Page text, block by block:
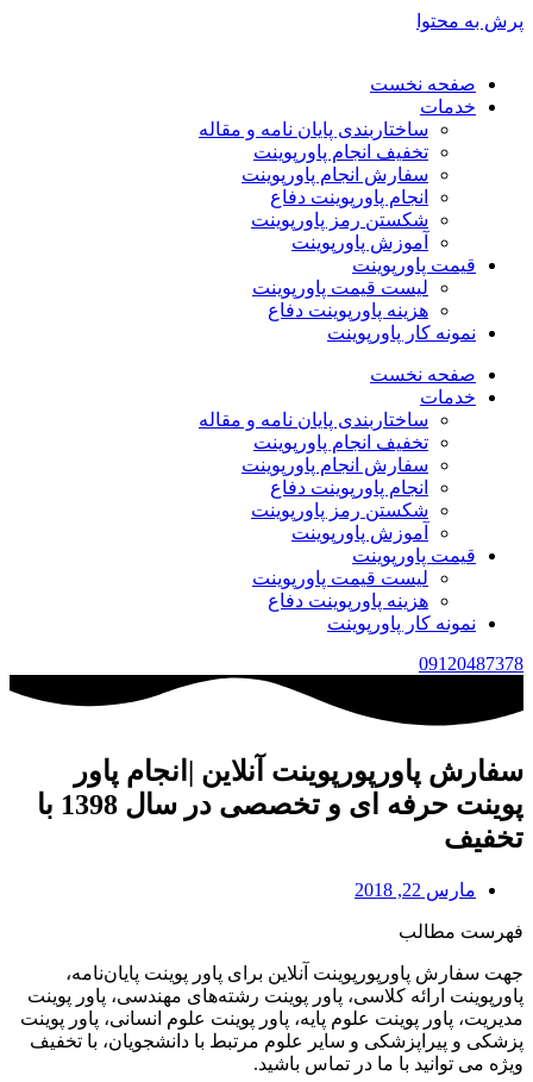
پرش به محتوا
صفحه نخست
خدمات
ساختاربندی پایان نامه و مقاله
تخفیف انجام پاورپوینت
سفارش انجام پاورپوینت
انجام پاورپوینت دفاع
شکستن رمز پاورپوینت
آموزش پاورپوینت
قیمت پاورپوینت
لیست قیمت پاورپوینت
هزینه پاورپوینت دفاع
نمونه کار پاورپوینت
صفحه نخست
خدمات
ساختاربندی پایان نامه و مقاله
تخفیف انجام پاورپوینت
سفارش انجام پاورپوینت
انجام پاورپوینت دفاع
شکستن رمز پاورپوینت
آموزش پاورپوینت
قیمت پاورپوینت
لیست قیمت پاورپوینت
هزینه پاورپوینت دفاع
نمونه کار پاورپوینت
09120487378
سفارش پاورپورپوینت آنلاین |انجام پاور
پوینت حرفه ای و تخصصی در سال 1398 با
تخفیف
مارس 22, 2018
فهرست مطالب
جهت سفارش پاورپورپوینت آنلاین برای پاور پوینت پایان‌نامه،
پاورپوینت ارائه کلاسی، پاور پوینت رشته‌های مهندسی، پاور پوینت
مدیریت، پاور پوینت علوم پایه، پاور پوینت علوم انسانی، پاور پوینت
پزشکی و پیراپزشکی و سایر علوم مرتبط با دانشجویان، با تخفیف
ویژه می توانید با ما در تماس باشید.